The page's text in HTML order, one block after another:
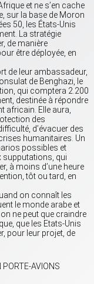
et ne s’en cache
sur la base de Moron
50, les États-Unis
La stratégie
de manière
être déployée, en
de leur ambassadeur,
de Benghazi, le
qui comptera 2.200
destinée à répondre
africain. Elle aura,
des
d’évacuer des
humanitaires. Un
possibles et
supputations, qui
à moins d’une heure
tôt ou tard, en
on connaît les
le monde arabe et
ne peut que craindre
que les Etats-Unis
pour leur projet, de
PORTE-AVIONS